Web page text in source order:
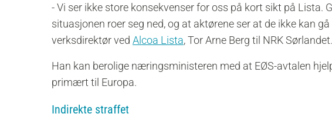
-Vi ser ikke store konsekvenser for oss på kort sikt på Lista.
situasjonen roer seg ned, og at aktørene ser at de ikke kan
verksdirektør ved Alcoa Lista, Tor Arne Berg til NRK Sørlandet.
Han kan berolige næringsministeren med at EØS-avtalen
primært til Europa.
Indirekte straffet